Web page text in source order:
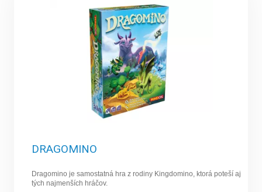
DRAGOMINO
Dragomino je samostatná hra z rodiny Kingdomino, ktorá poteší aj
tých najmenších hráčov.